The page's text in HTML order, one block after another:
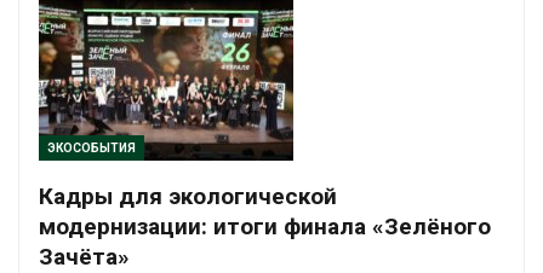
ЭКОСОБЫТИЯ
Кадры для экологической
модернизации: итоги финала «Зелёного
Зачёта»